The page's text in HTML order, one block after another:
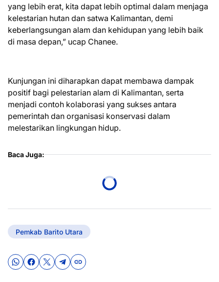
yang lebih erat, kita dapat lebih optimal dalam menjaga
kelestarian hutan dan satwa Kalimantan, demi
keberlangsungan alam dan kehidupan yang lebih baik
di masa depan,” ucap Chanee.
Kunjungan ini diharapkan dapat membawa dampak
positif bagi pelestarian alam di Kalimantan, serta
menjadi contoh kolaborasi yang sukses antara
pemerintah dan organisasi konservasi dalam
melestarikan lingkungan hidup.
Baca Juga:
Pemkab Barito Utara